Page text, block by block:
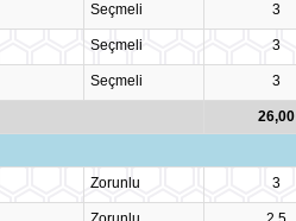
Seçmeli 3
Seçmeli 3
Seçmeli 3
26,00
Zorunlu 3